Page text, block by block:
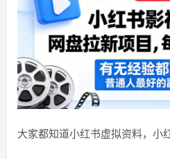
大家都知道小红书虚拟资料，小